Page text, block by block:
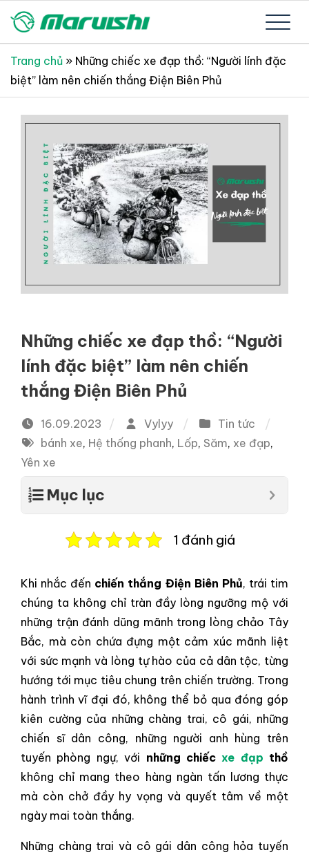
Skip
content
Xe đạp Nhật Bản Maruishi –
Since 1894
Xe đạp Nhật Bản nguyên thùng mới 100%
Trang chủ » Những chiếc xe đạp thồ: “Người lính đặc
biệt” làm nên chiến thắng Điện Biên Phủ
Những chiếc xe đạp thồ: “Người
lính đặc biệt” làm nên chiến
thắng Điện Biên Phủ
16.09.2023 Vylyy
Tin tức
bánh xe, Hệ thống phanh, Lốp, Săm, xe đạp,
Yên xe
Mục lục
1 đánh giá
Khi nhắc đến chiến thắng Điện Biên Phủ, trái tim
chúng ta không chỉ tràn đầy lòng ngưỡng mộ với
những trận đánh dũng mãnh trong lòng chảo Tây
Bắc, mà còn chứa đựng một cảm xúc mãnh liệt
với sức mạnh và lòng tự hào của cả dân tộc, từng
hướng tới mục tiêu chung trên chiến trường. Trong
hành trình vĩ đại đó, không thể bỏ qua đóng góp
kiên cường của những chàng trai, cô gái, những
chiến sĩ dân công, những người anh hùng trên
tuyến phòng ngự, với những chiếcxe đạp thồ
không chỉ mang theo hàng ngàn tấn lương thực
mà còn chở đầy hy vọng và quyết tâm về một
ngày mai toàn thắng.
Những chàng trai và cô gái dân công hỏa tuyến